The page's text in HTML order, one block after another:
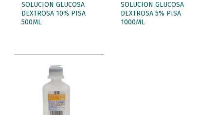
SOLUCION GLUCOSA
DEXTROSA 10% PISA
500ML
SOLUCION GLUCOSA
DEXTROSA 5% PISA
1000ML